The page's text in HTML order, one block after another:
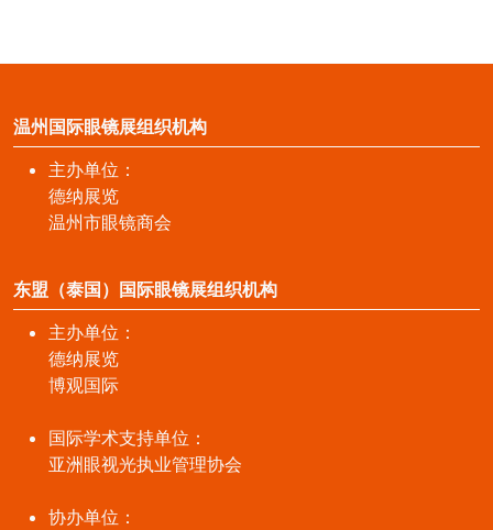
温州国际眼镜展组织机构
主办单位：
德纳展览
温州市眼镜商会
东盟（泰国）国际眼镜展组织机构
主办单位：
德纳展览
博观国际
国际学术支持单位：
亚洲眼视光执业管理协会
协办单位：